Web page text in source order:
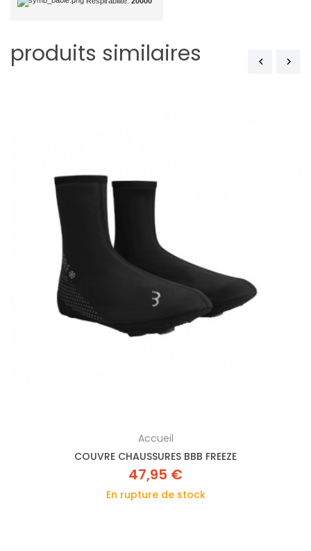
produits similaires
Accueil
COUVRE CHAUSSURES BBB FREEZE
47,95 €
En rupture de stock